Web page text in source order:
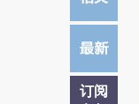
订阅